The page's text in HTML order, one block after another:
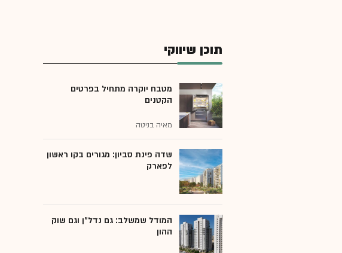
תוכן שיווקי
מטבח יוקרה מתחיל בפרטים
הקטנים
מאיה בניטה
שדה פינת סביון: מגורים בקו ראשון
לפארק
המודל שמשלב: גם נדל"ן וגם שוק
ההון